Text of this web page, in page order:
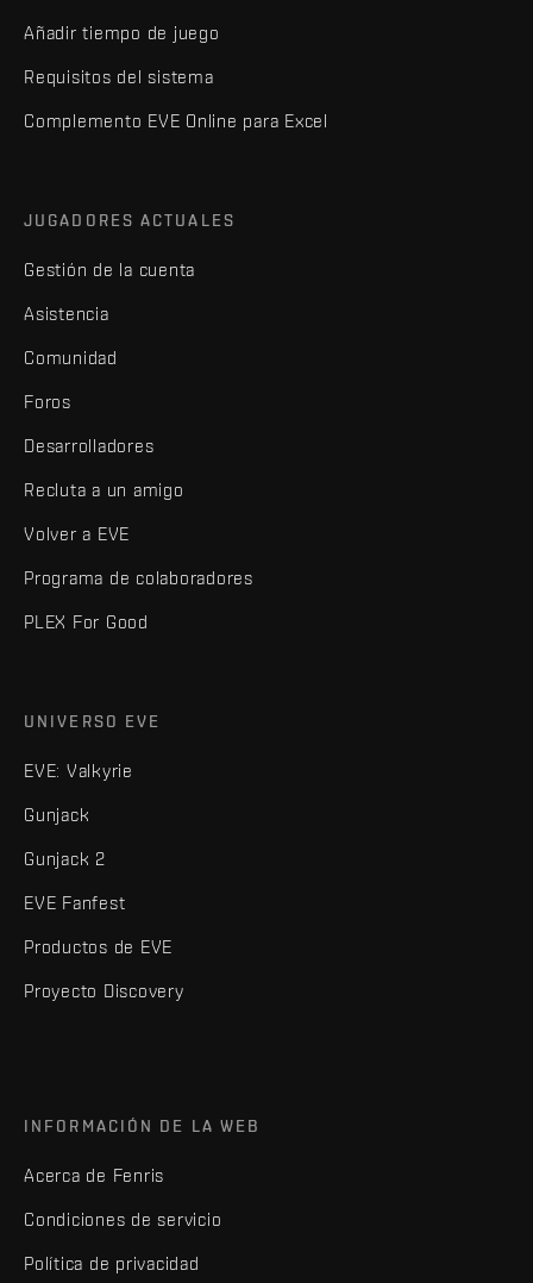
Añadir tiempo de juego
Requisitos del sistema
Complemento EVE Online para Excel
JUGADORES ACTUALES
Gestión de la cuenta
Asistencia
Comunidad
Foros
Desarrolladores
Recluta a un amigo
Volver a EVE
Programa de colaboradores
PLEX For Good
UNIVERSO EVE
EVE: Valkyrie
Gunjack
Gunjack 2
EVE Fanfest
Productos de EVE
Proyecto Discovery
INFORMACIÓN DE LA WEB
Acerca de Fenris
Condiciones de servicio
Política de privacidad